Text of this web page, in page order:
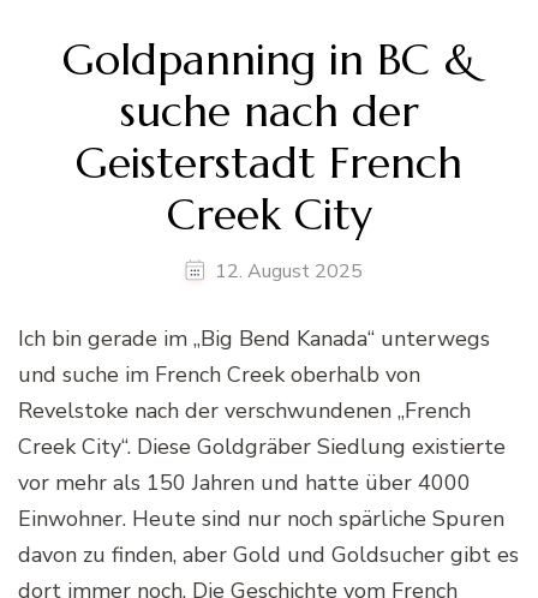
Goldpanning in BC &
suche nach der
Geisterstadt French
Creek City
12. August 2025
Ich bin gerade im „Big Bend Kanada“ unterwegs
und suche im French Creek oberhalb von
Revelstoke nach der verschwundenen „French
Creek City“. Diese Goldgräber Siedlung existierte
vor mehr als 150 Jahren und hatte über 4000
Einwohner. Heute sind nur noch spärliche Spuren
davon zu finden, aber Gold und Goldsucher gibt es
dort immer noch. Die Geschichte vom French